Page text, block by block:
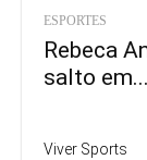
ESPORTES
Rebeca
salto em...
Viver Sports